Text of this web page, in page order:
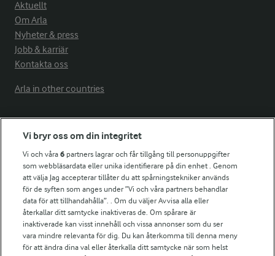
Aktuellt
Om Arla
Nyheter & press
Jobb & karriär
Kontakta oss
Arla in other countries
Fler Arlasajter
För ägare
Arlas kundportal
Arla.com
Falbygdens Ost
Arla webbshop
Bildbank
Vi bryr oss om din integritet
Vi och våra6 partners lagrar och får tillgång till personuppgifter
som webbläsardata eller unika identifierare på din enhet . Genom
att välja Jag accepterar tillåter du att spårningstekniker används
för de syften som anges under ”Vi och våra partners behandlar
data för att tillhandahålla”. . Om du väljer Avvisa alla eller
återkallar ditt samtycke inaktiveras de. Om spårare är
inaktiverade kan visst innehåll och vissa annonser som du ser
vara mindre relevanta för dig. Du kan återkomma till denna meny
för att ändra dina val eller återkalla ditt samtycke när som helst